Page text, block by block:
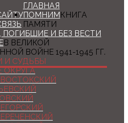
ГЛАВНАЯ
ПОМНИМКНИГА
ПАМЯТИ
И БЕЗ ВЕСТИ
В ВЕЛИКОЙ
ВОЙНЕ 1941-1945 ГГ.
И СУДЬБЫ
ОКРУГА